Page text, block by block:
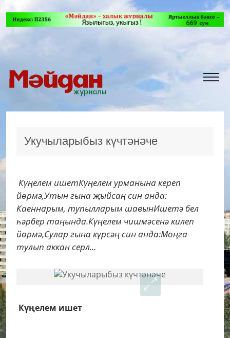
Укучыларыбыз күчтәнәче
Күңелем ишетКүңелем урманына кереп
йөрмә,Утын гына җыйсаң син анда:
Каеннарым, тупылларым шавынИшетә бел
һәрбер таңында.Күңелем чишмәсенә килеп
йөрмә,Сулар гына күрсәң син анда:Моңга
тулып аккан серл...
Күңелем ишет